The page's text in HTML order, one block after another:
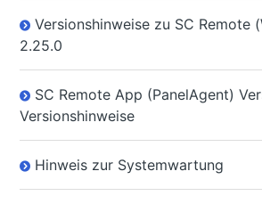
Versionshinweise zu SC Remote
2.25.0
SC Remote App (PanelAgent)
Versionshinweise
Hinweis zur Systemwartung